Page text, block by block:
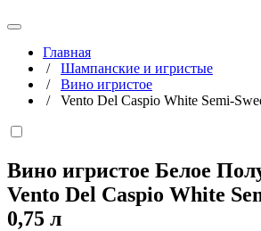
Главная
/ Шампанские и игристые
/ Вино игристое
/ Vento Del Caspio White Semi-
Вино игристое Белое
Vento Del Caspio White
0,75 л